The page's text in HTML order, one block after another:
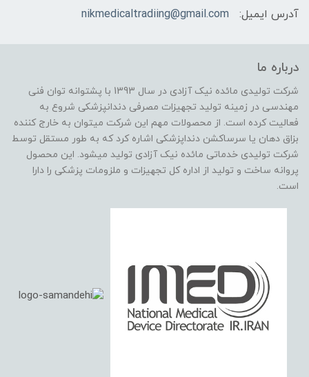
آدرس ایمیل:
nikmedicaltradiing@gmail.com
درباره ما
شرکت تولیدی مائده نیک آزادی در سال 1393 با پشتوانه توان فنی
مهندسی در زمینه تولید تجهیزات مصرفی دندانپزشکی شروع به
فعالیت کرده است. از محصولات مهم این شرکت میتوان به خارج کننده
بزاق دهان یا سرساکشن دنداپزشکی اشاره کرد که به طور مستقل توسط
شرکت تولیدی خدماتی مائده نیک آزادی تولید میشود. این محصول
پروانه ساخت و تولید از اداره کل تجهیزات و ملزومات پزشکی را دارا
است.